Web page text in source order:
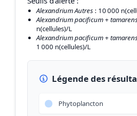
Alexandrium Autres : 10 000
Alexandrium pacificum +
n(cellules)/L
Alexandrium pacificum +
1 000 n(cellules)/L
Légende des
Phytoplancton